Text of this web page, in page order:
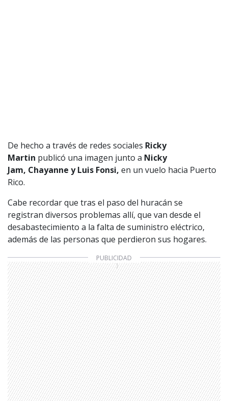
De hecho a través de redes sociales Ricky
Martin publicó una imagen junto a Nicky
Jam, Chayanne y Luis Fonsi, en un vuelo hacia Puerto
Rico.
Cabe recordar que tras el paso del huracán se
registran diversos problemas allí, que van desde el
desabastecimiento a la falta de suministro eléctrico,
además de las personas que perdieron sus hogares.